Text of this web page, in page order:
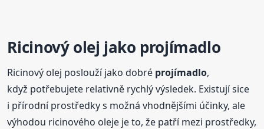
Ricinový olej jako projímadlo
Ricinový olej poslouží jako dobré projímadlo,
když potřebujete relativně rychlý výsledek. Existují sice
i přírodní prostředky s možná vhodnějšími účinky, ale
výhodou ricinového oleje je to, že patří mezi prostředky,